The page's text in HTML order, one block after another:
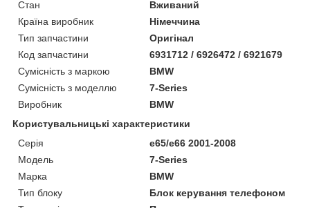
Стан
Вживаний
Країна виробник
Німеччина
Тип запчастини
Оригінал
Код запчастини
6931712 / 6926472 / 6921679
Сумісність з маркою
BMW
Сумісність з моделлю
7-Series
Виробник
BMW
Користувальницькі характеристики
Серія
e65/e66 2001-2008
Модель
7-Series
Марка
BMW
Тип блоку
Блок керування телефоном